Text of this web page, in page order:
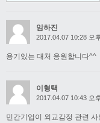
임하진
2017.04.07 10:28 오
용기있는 대처 응원합니다^^
이형택
2017.04.07 10:43 오
민간기업이 외교감정 관련